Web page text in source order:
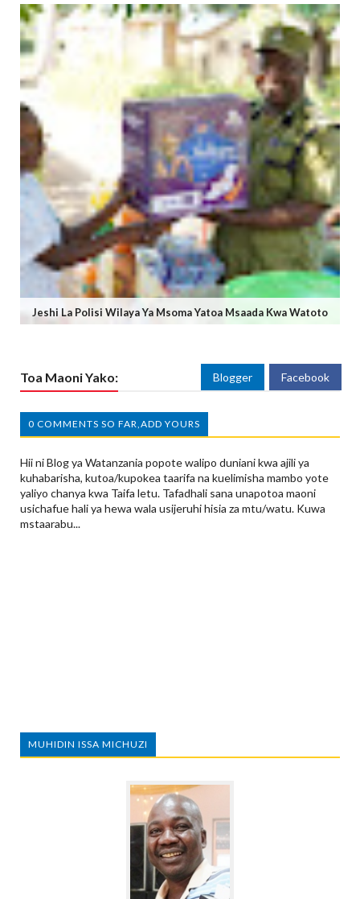
Jeshi La Polisi Wilaya Ya Msoma Yatoa Msaada Kwa Watoto
Toa Maoni Yako: Blogger Facebook
0 COMMENTS SO FAR,ADD YOURS
Hii ni Blog ya Watanzania popote walipo duniani kwa ajili ya
kuhabarisha, kutoa/kupokea taarifa na kuelimisha mambo yote
yaliyo chanya kwa Taifa letu. Tafadhali sana unapotoa maoni
usichafue hali ya hewa wala usijeruhi hisia za mtu/watu. Kuwa
mstaarabu...
MUHIDIN ISSA MICHUZI